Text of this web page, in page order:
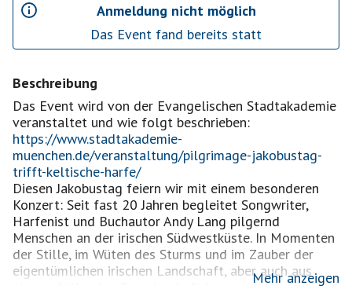
Anmeldung nicht möglich
Das Event fand bereits statt
Beschreibung
Das Event wird von der Evangelischen Stadtakademie
https://www.stadtakademie-
muenchen.de/veranstaltung/pilgrimage-jakobustag-
trifft-keltische-harfe/
Diesen Jakobustag feiern wir mit einem besonderen
Konzert: Seit fast 20 Jahren begleitet Songwriter,
Harfenist und Buchautor Andy Lang pilgernd
Menschen an der irischen Südwestküste. In Momenten
der Stille, im Wüten des Sturms und im Zauber der
eigentümlichen irischen Landschaft, aber auch aus
einer erfüllenden Gemeinschaft heraus wuchsen
Mehr anzeigen